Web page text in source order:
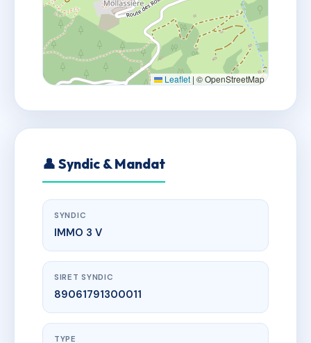
Leaflet | © OpenStreetMap
👤 Syndic & Mandat
SYNDIC
IMMO 3 V
SIRET SYNDIC
89061791300011
TYPE